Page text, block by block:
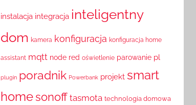
instalacja integracja inteligentny
dom kamera konfiguracja konfiguracja home
assistant mqtt node red oświetlenie parowanie pl
plugin poradnik Powerbank projekt smart
home sonoff tasmota technologia domowa